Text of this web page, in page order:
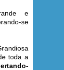
e
se
toda a